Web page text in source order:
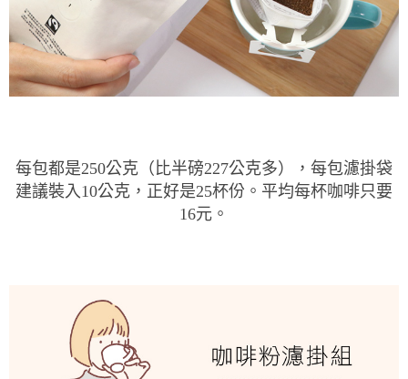
每包都是250公克（比半磅227公克多），每包濾掛袋
建議裝入10公克，正好是25杯份。平均每杯咖啡只要
16元。